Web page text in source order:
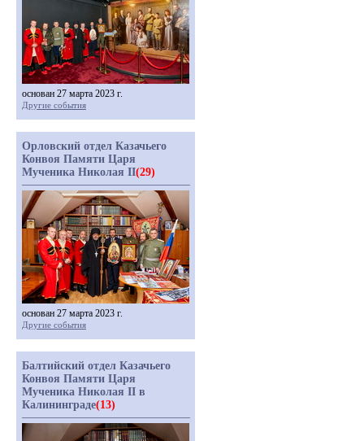
основан 27 марта 2023 г.
Другие события
Орловский отдел Казачьего
Конвоя Памяти Царя
Мученика Николая II(29)
основан 27 марта 2023 г.
Другие события
Балтийский отдел Казачьего
Конвоя Памяти Царя
Мученика Николая II в
Калининграде(13)